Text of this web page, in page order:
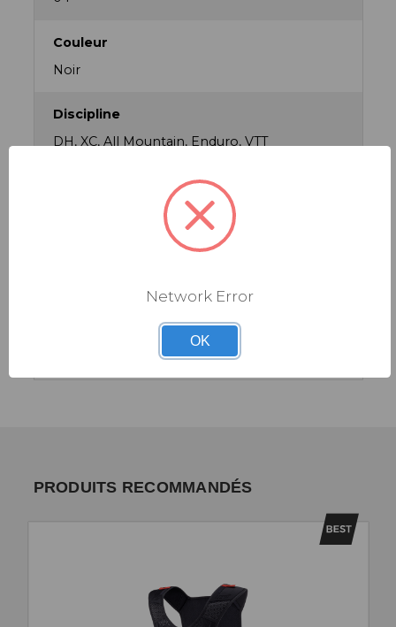
Couleur
Noir
Discipline
DH, XC, All Mountain, Enduro, VTT
om de Couleur Fournisseur
Volume du Réservoir
PRODUITS RECOMMANDÉS
Network Error
OK